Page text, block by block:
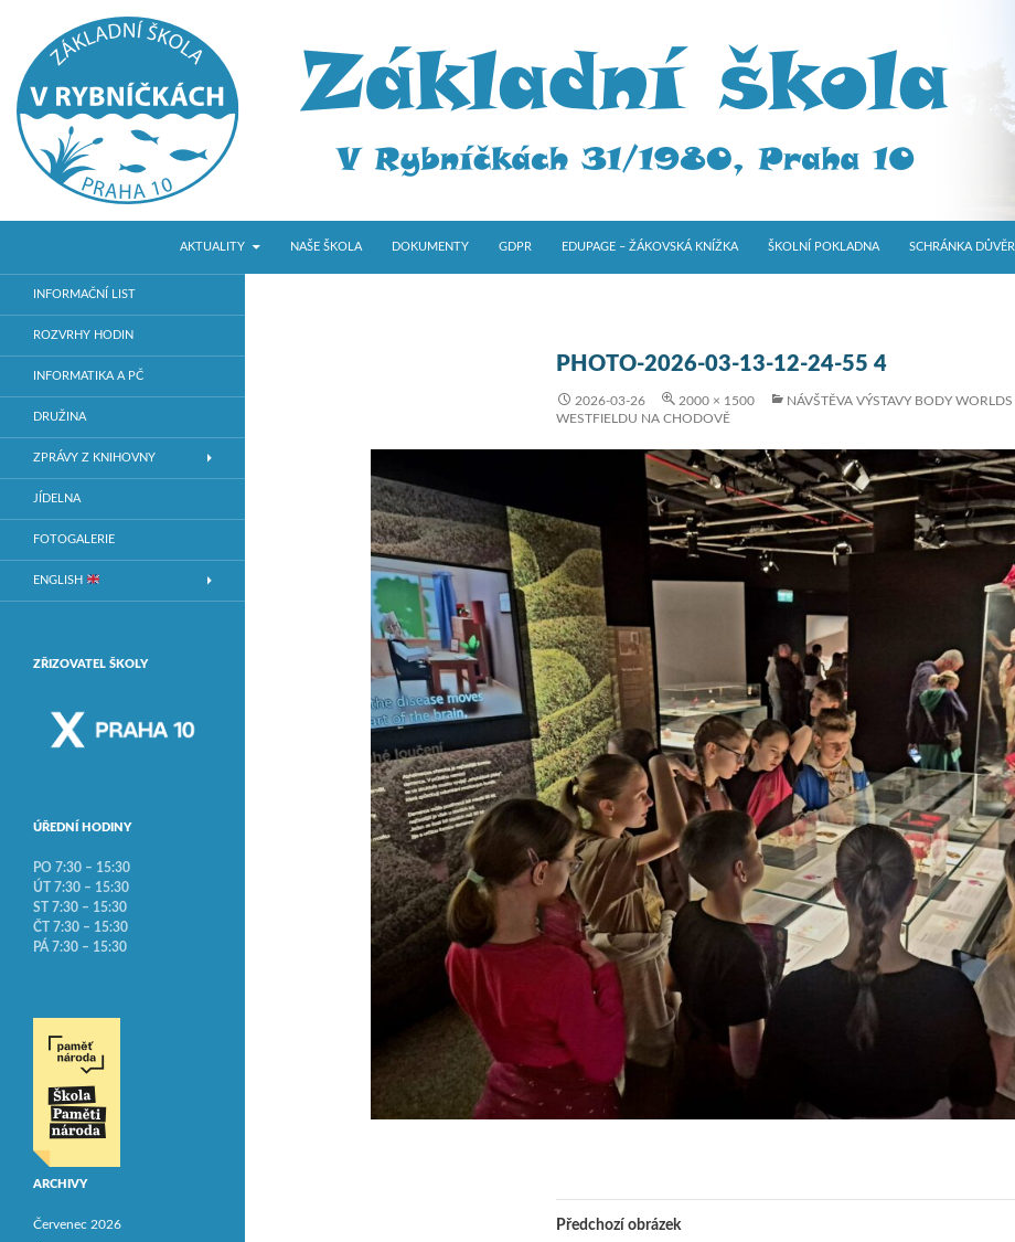
ZŠ V RybníčkáchAKTUALITY
NAŠE ŠKOLA DOKUMENTY GDPR EDUPAGE – ŽÁKOVSKÁ KNÍŽKA ŠKOLNÍ POKLADNA SCHRÁNKA
PHOTO-2026-03-13-12-24-55 4
2026-03-26 2000 × 1500
NÁVŠTĚVA VÝSTAVY BODY WORLDS
WESTFIELDU NA CHODOVĚ
Předchozí obrázek
Základní škola v Praze 10
INFORMAČNÍ LIST
ROZVRHY HODIN
INFORMATIKA A PČ
DRUŽINA
ZPRÁVY Z KNIHOVNY
JÍDELNA
FOTOGALERIE
ENGLISH
ZŘIZOVATEL ŠKOLY
ÚŘEDNÍ HODINY
PO 7:30 – 15:30
ÚT 7:30 – 15:30
ST 7:30 – 15:30
ČT 7:30 – 15:30
PÁ 7:30 – 15:30
ARCHIVY
Červenec 2026